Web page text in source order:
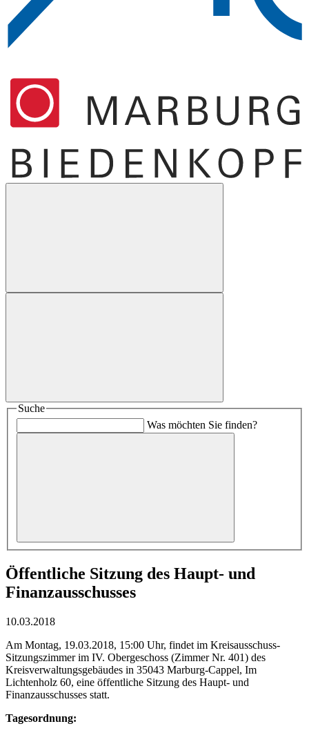
Suche
Was möchten Sie finden?
Öffentliche Sitzung des Haupt- und
Finanzausschusses
10.03.2018
Am Montag, 19.03.2018, 15:00 Uhr, findet im Kreisausschuss-
Sitzungszimmer im IV. Obergeschoss (Zimmer Nr. 401) des
Kreisverwaltungsgebäudes in 35043 Marburg-Cappel, Im
Lichtenholz 60, eine öffentliche Sitzung des Haupt- und
Finanzausschusses statt.
Tagesordnung: